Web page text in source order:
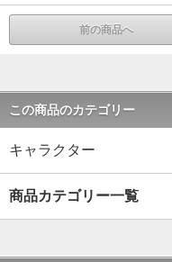
前の商品へ
この商品のカテゴリー
キャラクター
商品カテゴリー一覧